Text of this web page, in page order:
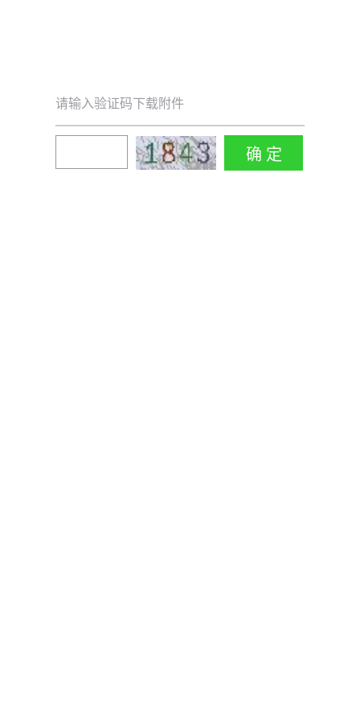
请输入验证码下载附件